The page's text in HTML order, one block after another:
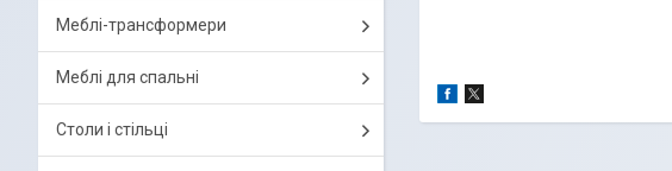
Меблі-трансформери
Меблі для спальні
Столи і стільці